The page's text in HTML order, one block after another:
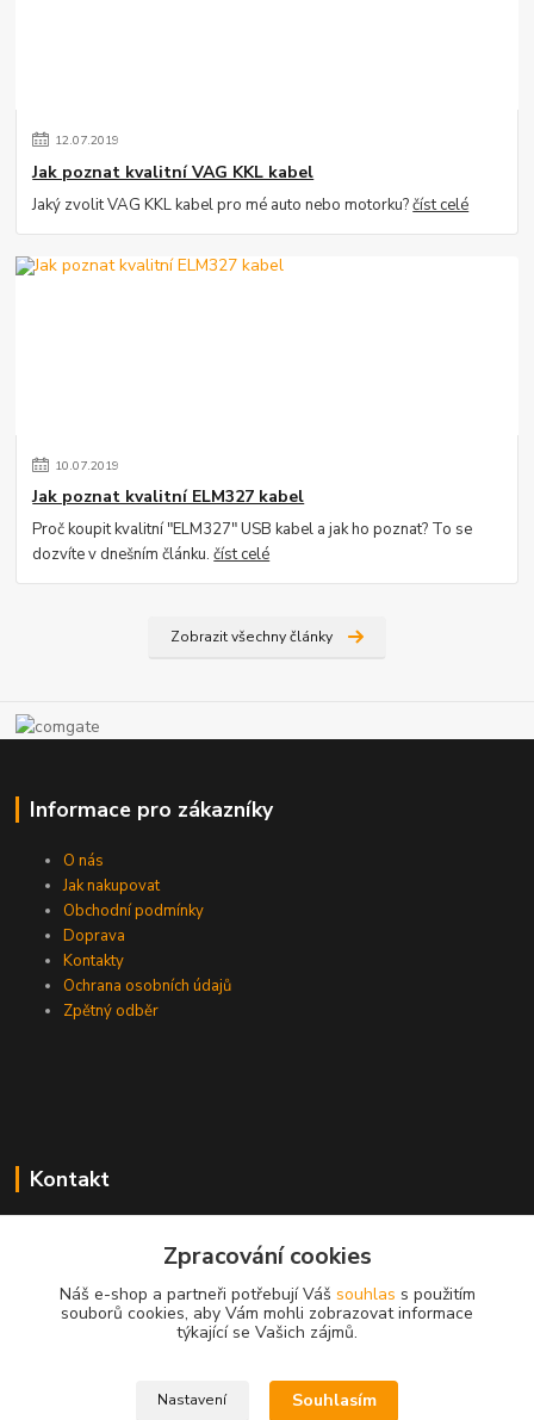
12.07.2019
Jak poznat kvalitní VAG KKL kabel
Jaký zvolit VAG KKL kabel pro mé auto nebo motorku?číst celé
10.07.2019
Jak poznat kvalitní ELM327 kabel
Proč koupit kvalitní "ELM327" USB kabel a jak ho poznat? To se
dozvíte v dnešním článku.číst celé
Zobrazit všechny články
Informace pro zákazníky
O nás
Jak nakupovat
Obchodní podmínky
Doprava
Kontakty
Ochrana osobních údajů
Zpětný odběr
Kontakt
Zpracování cookies
Náš e-shop a partneři potřebují Váš souhlas s použitím
souborů cookies, aby Vám mohli zobrazovat informace
týkající se Vašich zájmů.
Nastavení Souhlasím